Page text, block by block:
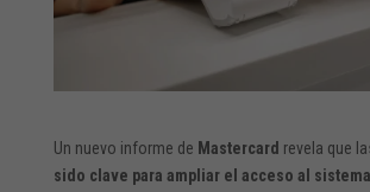
Un nuevo informe de Mastercard revela que
sido clave para ampliar el acceso al